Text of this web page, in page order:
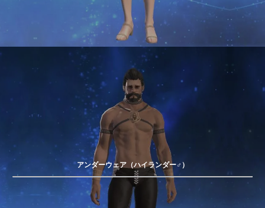
アンダーウェア（ハイランダー♂）